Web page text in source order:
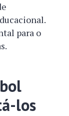
para o
los